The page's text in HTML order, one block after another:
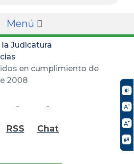
Menú
Judicatura
en cumplimiento de
2008
RSS Chat